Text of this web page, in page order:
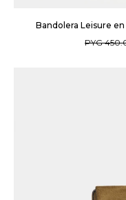
Bandolera Leisure
PYG